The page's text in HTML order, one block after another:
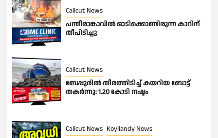
Calicut News
പന്തീരാങ്കാവിൽ ഓടിക്കൊണ്ടിരുന്ന കാറിന്
തീപിടിച്ചു
Calicut News
ബേപ്പൂരിൽ തീരത്തിടിച്ച് കയറിയ ബോട്ട്
തകർന്നു: 1.20 കോടി നഷ്ടം
Calicut News Koyilandy News